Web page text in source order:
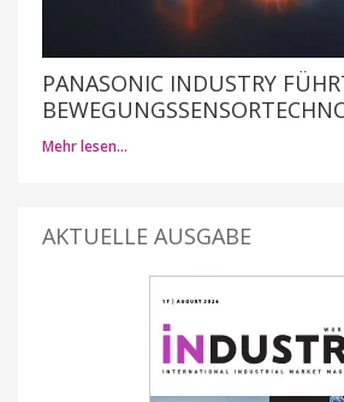
PANASONIC INDUSTRY
Mehr lesen…
AKTUELLE AUSGABE